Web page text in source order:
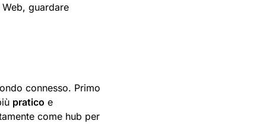
guardare
connesso. Primo
pratico e
come hub per